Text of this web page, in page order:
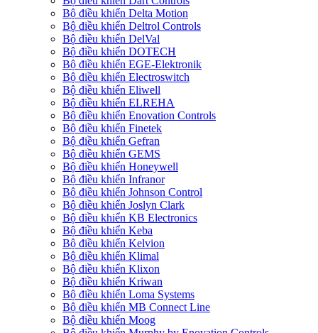
Bộ điều khiển Delta Motion
Bộ điều khiển Deltrol Controls
Bộ điều khiển DelVal
Bộ điều khiển DOTECH
Bộ điều khiển EGE-Elektronik
Bộ điều khiển Electroswitch
Bộ điều khiển Eliwell
Bộ điều khiển ELREHA
Bộ điều khiển Enovation Controls
Bộ điều khiển Finetek
Bộ điều khiển Gefran
Bộ điều khiển GEMS
Bộ điều khiển Honeywell
Bộ điều khiển Infranor
Bộ điều khiển Johnson Control
Bộ điều khiển Joslyn Clark
Bộ điều khiển KB Electronics
Bộ điều khiển Keba
Bộ điều khiển Kelvion
Bộ điều khiển Klimal
Bộ điều khiển Klixon
Bộ điều khiển Kriwan
Bộ điều khiển Loma Systems
Bộ điều khiển MB Connect Line
Bộ điều khiển Moog